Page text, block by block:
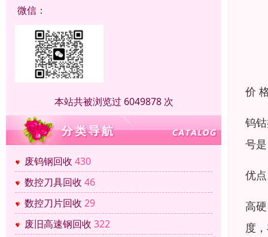
微信：
本站共被浏览过 6049878 次
废钨钢回收 430
数控刀具回收 46
数控刀片回收 29
废旧高速钢回收 322
价
钨
号
优点
高
度